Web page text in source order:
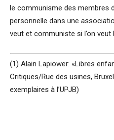
le communisme des membres
personnelle dans une
veut et communiste si l’on veut
(1) Alain Lapiower: «Libres
Critiques/Rue des usines,
exemplaires à l’UPJB)